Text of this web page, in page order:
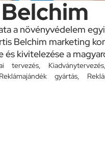
a növényvédelem
Belchim marketing
és kivitelezése a
tervezés, Kiadványtervezés
Reklámajándék gyártás,